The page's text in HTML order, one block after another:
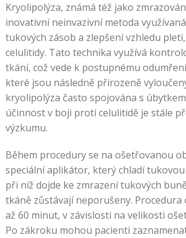
Kryolipolýza, známá též jako
inovativní neinvazivní metoda
tukových zásob a zlepšení vzhledu
celulitidy. Tato technika využívá
tkání, což vede k postupnému
které jsou následně přirozeně
kryolipolýza často spojována s
účinnost v boji proti celulitidě je stále
výzkumu.
Během procedury se na ošetřovanou
speciální aplikátor, který chladí
při níž dojde ke zmrazení tukových
tkáně zůstávají neporušeny. Procedura
až 60 minut, v závislosti na velikosti
Po zákroku mohou pacienti